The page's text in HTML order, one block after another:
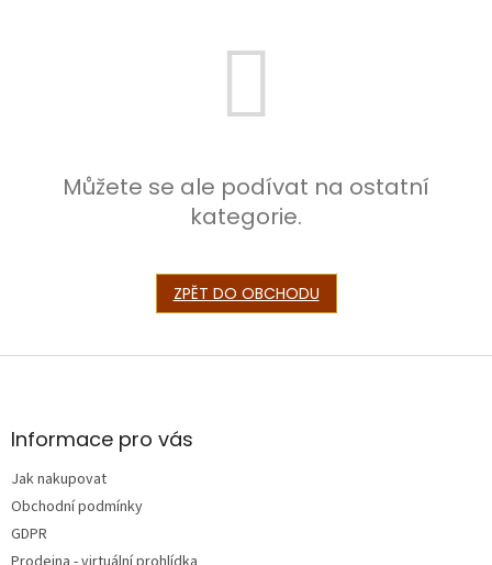
Můžete se ale podívat na ostatní
kategorie.
ZPĚT DO OBCHODU
Z
aInformace pro vás
Jak nakupovat
Obchodní podmínky
GDPR